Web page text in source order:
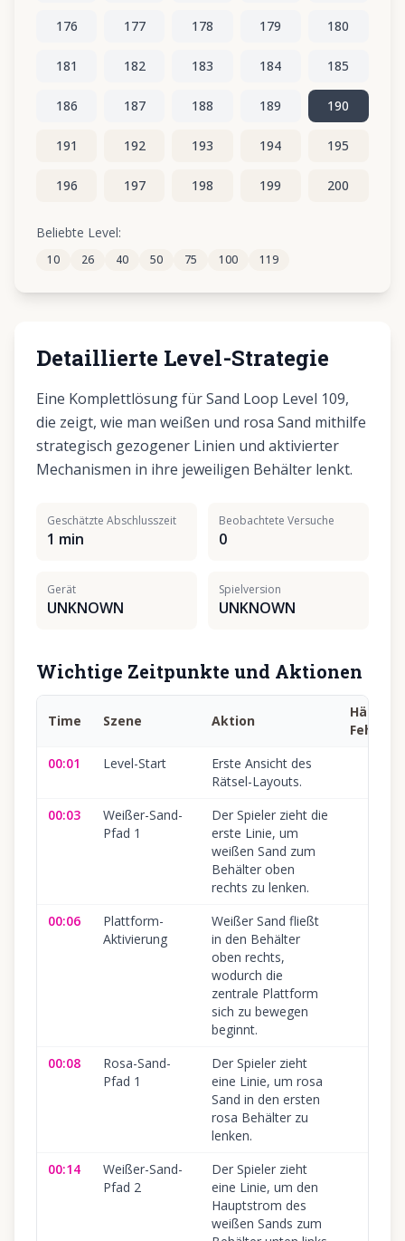
176 177 178 179 180
181 182 183 184 185
186 187 188 189 190
191 192 193 194 195
196 197 198 199 200
201
206 207 208 209
Beliebte Level:
10 26 40 50 75 100 119
Detaillierte Level-Strategie
Eine Komplettlösung für Sand Loop Level 109,
die zeigt, wie man weißen und rosa Sand mithilfe
strategisch gezogener Linien und aktivierter
Mechanismen in ihre jeweiligen Behälter lenkt.
Geschätzte Abschlusszeit
1 min
Beobachtete Versuche
0
Gerät
UNKNOWN
Spielversion
UNKNOWN
Wichtige Zeitpunkte und Aktionen
Time Szene Aktion
Fehler
00:01
Level-Start
Erste Ansicht des
Rätsel-Layouts.
00:03
Weißer-Sand-
Pfad 1
Der Spieler zieht die
erste Linie, um
weißen Sand zum
Behälter oben
rechts zu lenken.
00:06
Plattform-
Aktivierung
Weißer Sand fließt
in den Behälter
oben rechts,
wodurch die
zentrale Plattform
sich zu bewegen
beginnt.
00:08
Rosa-Sand-
Pfad 1
Der Spieler zieht
eine Linie, um rosa
Sand in den ersten
rosa Behälter zu
lenken.
00:14
Weißer-Sand-
Pfad 2
Der Spieler zieht
eine Linie, um den
Hauptstrom des
weißen Sands zum